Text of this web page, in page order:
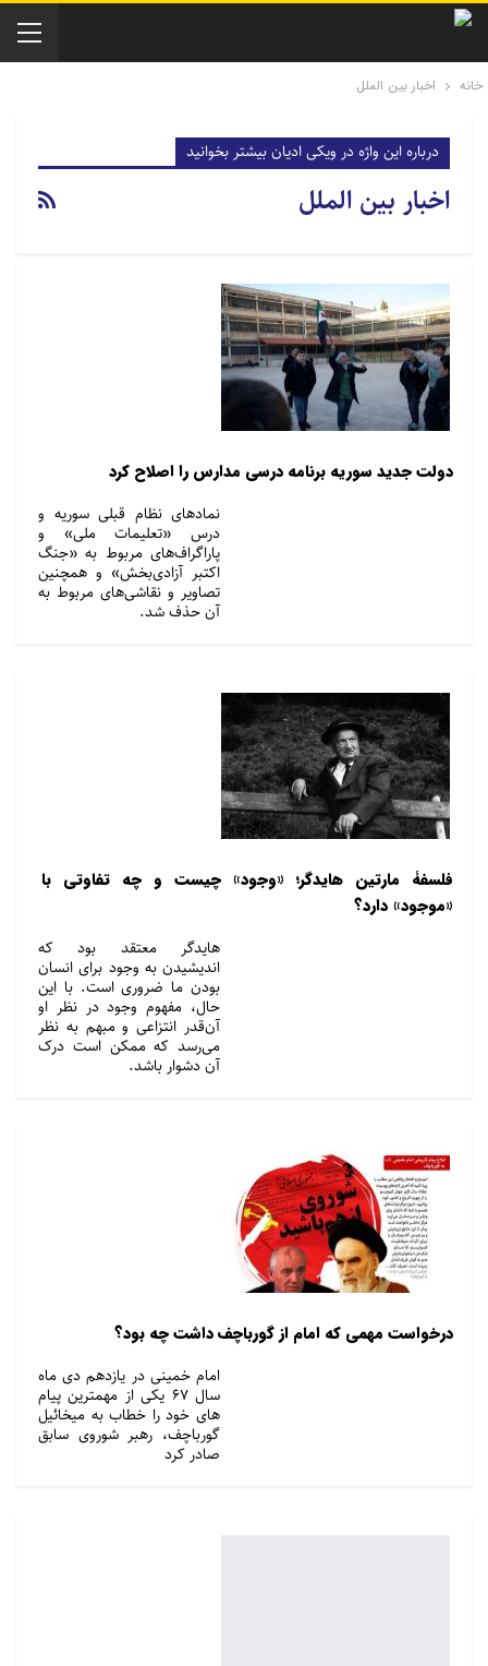
خانه اخبار بین الملل
درباره این واژه در ویکی ادیان بیشتر بخوانید
اخبار بین الملل
دولت جدید سوریه برنامه درسی مدارس را اصلاح کرد
نمادهای نظام قبلی سوریه و
درس «تعلیمات ملی» و
پاراگراف‌های مربوط به «جنگ
اکتبر آزادی‌بخش» و همچنین
تصاویر و نقاشی‌های مربوط به
آن حذف شد.
فلسفۀ مارتین هایدگر؛ «وجود» چیست و چه تفاوتی با
«موجود» دارد؟
هایدگر معتقد بود که
اندیشیدن به وجود برای انسان
بودن ما ضروری است. با این
حال، مفهوم وجود در نظر او
آن‌قدر انتزاعی و مبهم به نظر
می‌رسد که ممکن است درک
آن دشوار باشد.
درخواست مهمی که امام از گورباچف داشت چه بود؟
امام خمینی در یازدهم دی ماه
سال 67 یکی از مهمترین پیام
های خود را خطاب به میخائیل
گورباچف، رهبر شوروی سابق
صادر کرد